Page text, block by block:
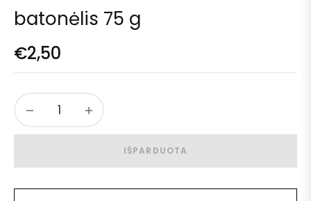
batonėlis 75 g
€2,50
IŠPARDUOTA